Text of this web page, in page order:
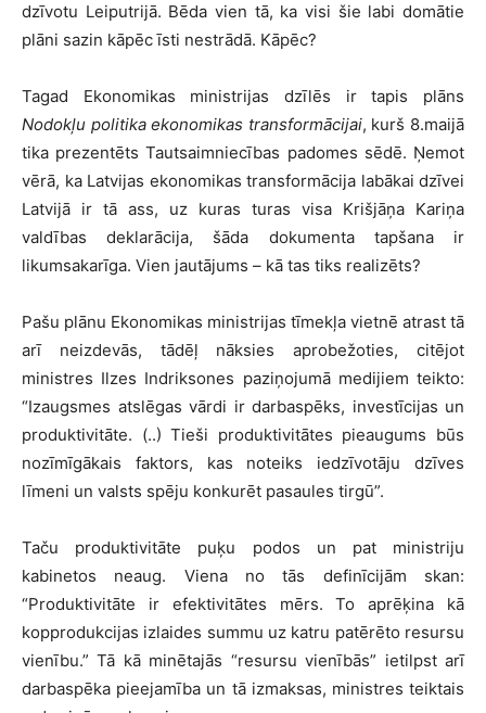
dzīvotu Leiputrijā. Bēda vien tā, ka visi šie labi domātie
plāni sazin kāpēc īsti nestrādā. Kāpēc?
Tagad Ekonomikas ministrijas dzīlēs ir tapis plāns
Nodokļu politika ekonomikas transformācijai, kurš 8.maijā
tika prezentēts Tautsaimniecības padomes sēdē. Ņemot
vērā, ka Latvijas ekonomikas transformācija labākai dzīvei
Latvijā ir tā ass, uz kuras turas visa Krišjāņa Kariņa
valdības deklarācija, šāda dokumenta tapšana ir
likumsakarīga. Vien jautājums – kā tas tiks realizēts?
Pašu plānu Ekonomikas ministrijas tīmekļa vietnē atrast tā
arī neizdevās, tādēļ nāksies aprobežoties, citējot
ministres Ilzes Indriksones paziņojumā medijiem teikto:
“Izaugsmes atslēgas vārdi ir darbaspēks, investīcijas un
produktivitāte. (..) Tieši produktivitātes pieaugums būs
nozīmīgākais faktors, kas noteiks iedzīvotāju dzīves
līmeni un valsts spēju konkurēt pasaules tirgū”.
Taču produktivitāte puķu podos un pat ministriju
kabinetos neaug. Viena no tās definīcijām skan:
“Produktivitāte ir efektivitātes mērs. To aprēķina kā
kopprodukcijas izlaides summu uz katru patērēto resursu
vienību.” Tā kā minētajās “resursu vienībās” ietilpst arī
darbaspēka pieejamība un tā izmaksas, ministres teiktais